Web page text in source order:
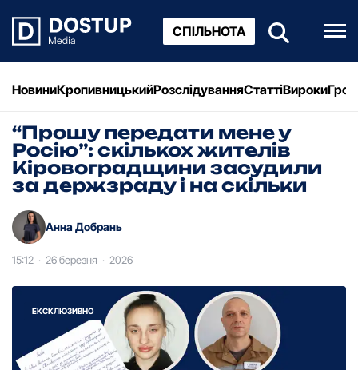
СПІЛЬНОТА
НовиниКропивницькийРозслідуванняСтаттіВироки
“Прошу передати мене у
Росію”: скількох жителів
Кіровоградщини засудили
за держзраду і на скільки
Анна Добрань
15:12 · 26 березня · 2026